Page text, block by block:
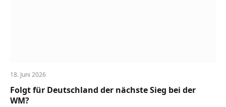
18. Juni 2026
Folgt für Deutschland der nächste Sieg bei der
WM?